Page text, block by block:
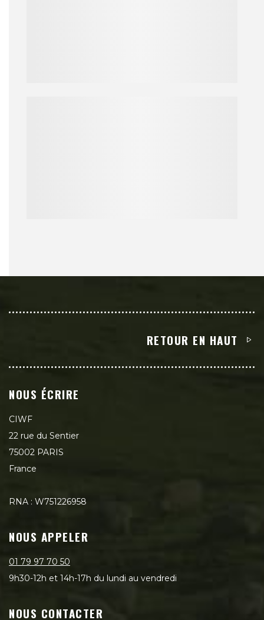
RETOUR EN HAUT
NOUS ÉCRIRE
CIWF
22 rue du Sentier
75002 PARIS
France
RNA : W751226958
NOUS APPELER
01 79 97 70 50
9h30-12h et 14h-17h du lundi au vendredi
NOUS CONTACTER